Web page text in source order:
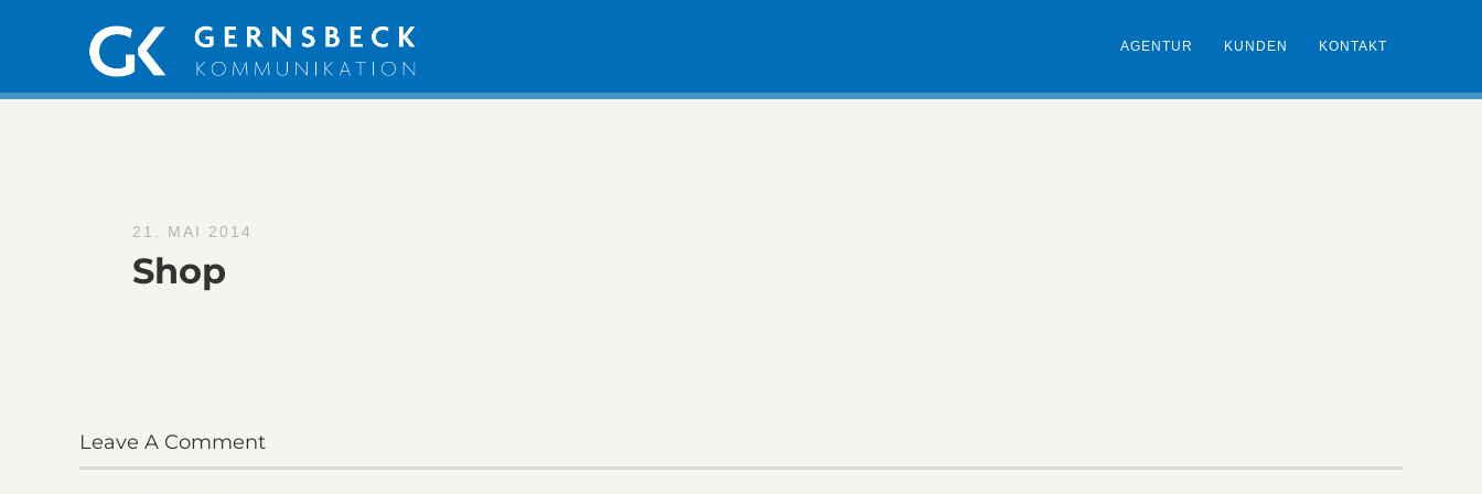
AGENTUR KUNDEN KONTAKT
21. MAI 2014
Shop
Leave A Comment